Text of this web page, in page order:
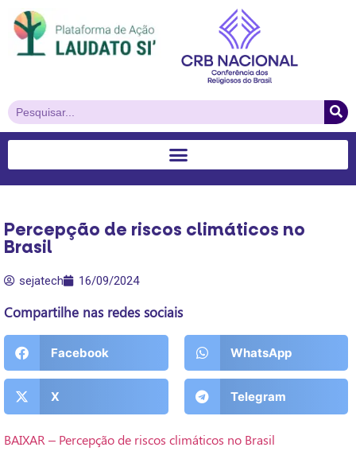
Percepção de riscos climáticos no
Brasil
sejatech 16/09/2024
Compartilhe nas redes sociais
Facebook WhatsApp
X Telegram
BAIXAR – Percepção de riscos climáticos no Brasil